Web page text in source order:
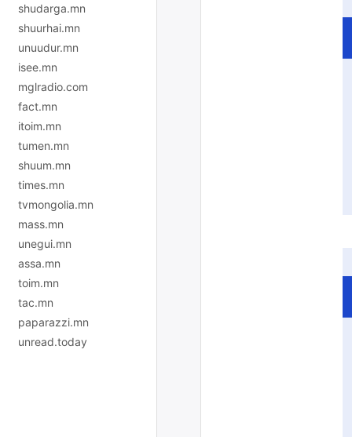
shudarga.mn
shuurhai.mn
unuudur.mn
isee.mn
mglradio.com
fact.mn
itoim.mn
tumen.mn
shuum.mn
times.mn
tvmongolia.mn
mass.mn
unegui.mn
assa.mn
toim.mn
tac.mn
paparazzi.mn
unread.today